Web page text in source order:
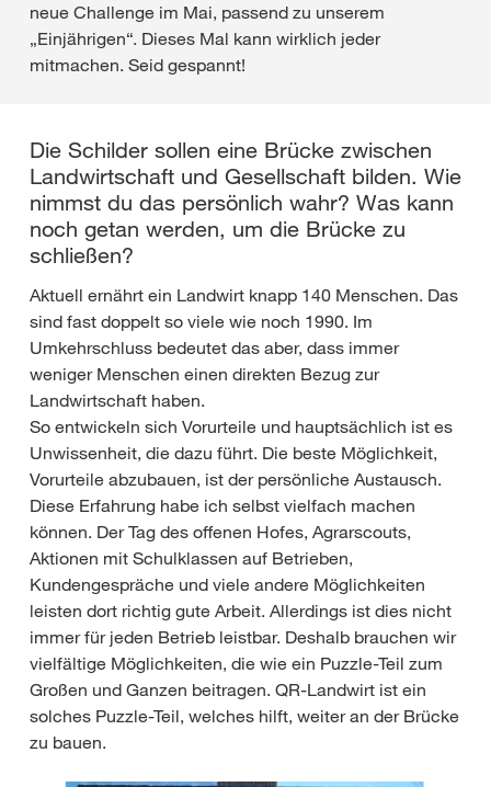
neue Challenge im Mai, passend zu unserem
„Einjährigen“. Dieses Mal kann wirklich jeder
mitmachen. Seid gespannt!
Die Schilder sollen eine Brücke zwischen
Landwirtschaft und Gesellschaft bilden. Wie
nimmst du das persönlich wahr? Was kann
noch getan werden, um die Brücke zu
schließen?
Aktuell ernährt ein Landwirt knapp 140 Menschen. Das
sind fast doppelt so viele wie noch 1990. Im
Umkehrschluss bedeutet das aber, dass immer
weniger Menschen einen direkten Bezug zur
Landwirtschaft haben.
So entwickeln sich Vorurteile und hauptsächlich ist es
Unwissenheit, die dazu führt. Die beste Möglichkeit,
Vorurteile abzubauen, ist der persönliche Austausch.
Diese Erfahrung habe ich selbst vielfach machen
können. Der Tag des offenen Hofes, Agrarscouts,
Aktionen mit Schulklassen auf Betrieben,
Kundengespräche und viele andere Möglichkeiten
leisten dort richtig gute Arbeit. Allerdings ist dies nicht
immer für jeden Betrieb leistbar. Deshalb brauchen wir
vielfältige Möglichkeiten, die wie ein Puzzle-Teil zum
Großen und Ganzen beitragen. QR-Landwirt ist ein
solches Puzzle-Teil, welches hilft, weiter an der Brücke
zu bauen.